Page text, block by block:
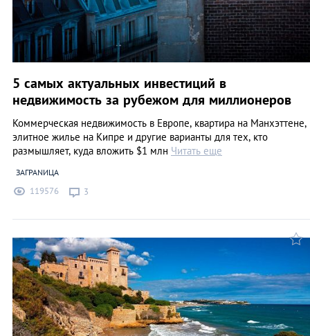
5 самых актуальных инвестиций в
недвижимость за рубежом для миллионеров
Коммерческая недвижимость в Европе, квартира на Манхэттене,
элитное жилье на Кипре и другие варианты для тех, кто
размышляет, куда вложить $1 млн Читать еще
ЗАГРАNИЦА
119576 3